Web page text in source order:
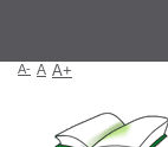
A- A A+